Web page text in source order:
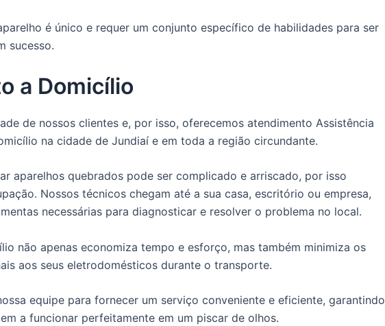
é único e requer um conjunto específico de habilidades para ser
sucesso.
a Domicílio
de nossos clientes e, por isso, oferecemos atendimento Assistência
na cidade de Jundiaí e em toda a região circundante.
aparelhos quebrados pode ser complicado e arriscado, por isso
Nossos técnicos chegam até a sua casa, escritório ou empresa,
necessárias para diagnosticar e resolver o problema no local.
não apenas economiza tempo e esforço, mas também minimiza os
aos seus eletrodomésticos durante o transporte.
equipe para fornecer um serviço conveniente e eficiente, garantindo
a funcionar perfeitamente em um piscar de olhos.